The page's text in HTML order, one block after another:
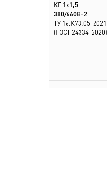
КГ 1х1,5
380/660В-2
ТУ 16.К73.05-2021
(ГОСТ 24334-2020)